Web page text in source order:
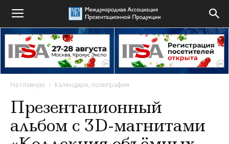
На главную Календари, полиграфия
Презентационный
альбом с 3D-магнитами